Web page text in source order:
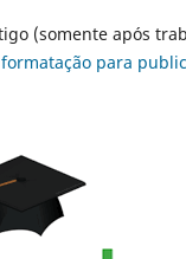
(somente após
para